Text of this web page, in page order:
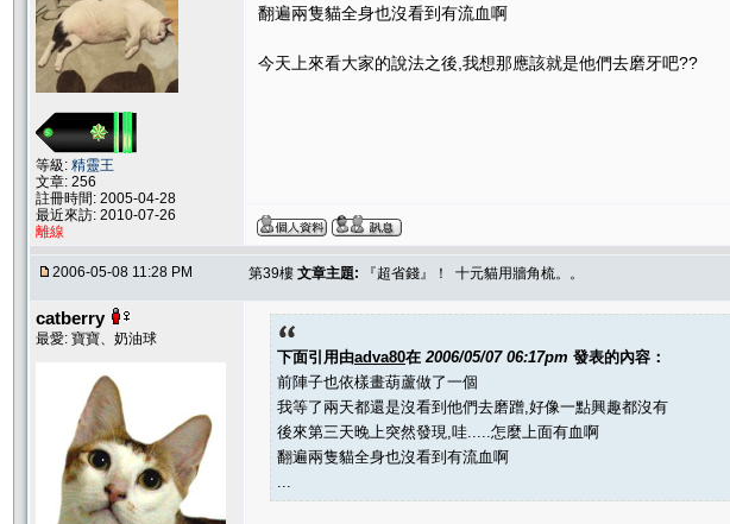
等級: 精靈王
文章: 256
註冊時間: 2005-04-28
最近來訪: 2010-07-26
離線
翻遍兩隻貓全身也沒看到有流血啊
今天上來看大家的說法之後,我想那應該就是他們去磨牙吧??
2006-05-08 11:28 PM 第39樓 文章主題: 『超省錢』！ 十元貓用牆角梳。。
catberry
最愛: 寶寶、奶油球
下面引用由adva80在 2006/05/07 06:17pm 發表的內容：
前陣子也依樣畫葫蘆做了一個
我等了兩天都還是沒看到他們去磨蹭,好像一點興趣都沒有
後來第三天晚上突然發現,哇.....怎麼上面有血啊
翻遍兩隻貓全身也沒看到有流血啊